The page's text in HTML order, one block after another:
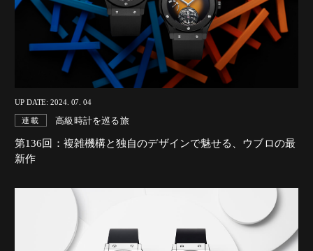
UP DATE: 2024. 07. 04
連載 高級時計を巡る旅
第136回：複雑機構と独自のデザインで魅せる、ウブロの最
新作